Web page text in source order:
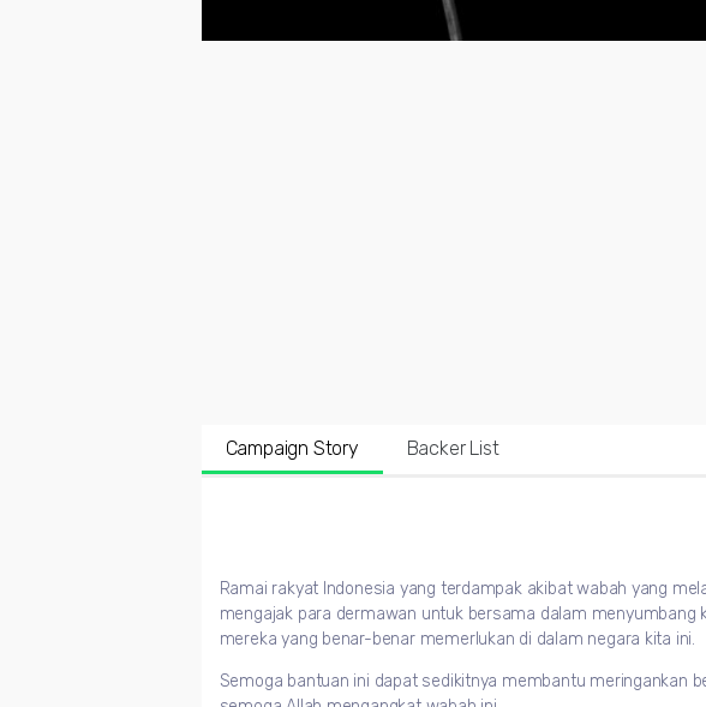
Campaign Story Backer List
Ramai rakyat Indonesia yang terdampak akibat wabah yang
mengajak para dermawan untuk bersama dalam menyumbang
mereka yang benar-benar memerlukan di dalam negara kita ini.
Semoga bantuan ini dapat sedikitnya membantu meringankan